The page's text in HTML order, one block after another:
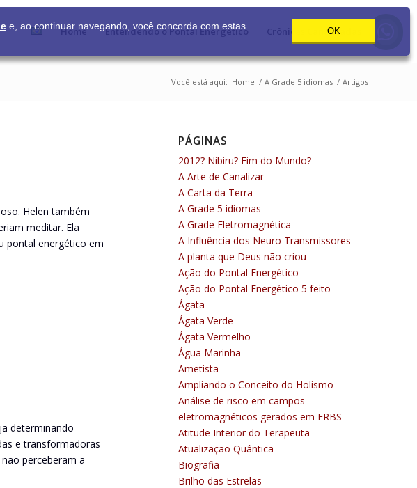
Home Entendendo o Pontal Energético Crônicas Canalizadas
Você está aqui: Home / A Grade 5 idiomas / Artigos
Helen também
meditar. Ela
pontal energético em
determinando
e transformadoras
perceberam a
PÁGINAS
2012? Nibiru? Fim do Mundo?
A Arte de Canalizar
A Carta da Terra
A Grade 5 idiomas
A Grade Eletromagnética
A Influência dos Neuro Transmissores
A planta que Deus não criou
Ação do Pontal Energético
Ação do Pontal Energético 5 feito
Ágata
Ágata Verde
Ágata Vermelho
Água Marinha
Ametista
Ampliando o Conceito do Holismo
Análise de risco em campos
eletromagnéticos gerados em ERBS
Atitude Interior do Terapeuta
Atualização Quântica
Biografia
Brilho das Estrelas
e, ao continuar navegando, você concorda com estas
OK